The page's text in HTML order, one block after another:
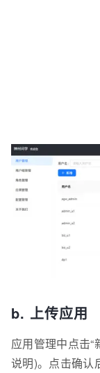
b. 上传应用
应用管理中点击
说明)。点击确认